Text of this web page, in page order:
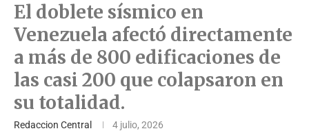
El doblete sísmico en
Venezuela afectó directamente
a más de 800 edificaciones de
las casi 200 que colapsaron en
su totalidad.
Redaccion Central 4 julio, 2026